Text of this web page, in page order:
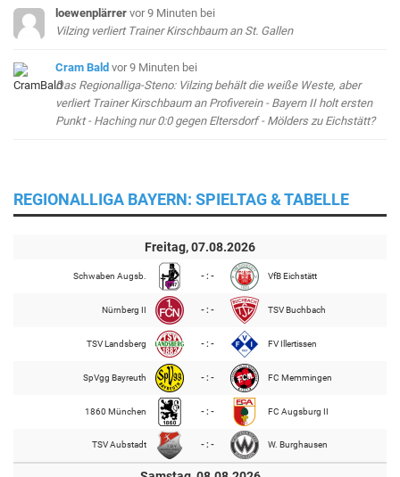
loewenplärrer vor 9 Minuten bei
Vilzing verliert Trainer Kirschbaum an St. Gallen
Cram Bald vor 9 Minuten bei
Das Regionalliga-Steno: Vilzing behält die weiße Weste, aber
verliert Trainer Kirschbaum an Profiverein - Bayern II holt ersten
Punkt - Haching nur 0:0 gegen Eltersdorf - Mölders zu Eichstätt?
REGIONALLIGA BAYERN: SPIELTAG & TABELLE
Freitag, 07.08.2026
Schwaben Augsb. - : - VfB Eichstätt
Nürnberg II - : - TSV Buchbach
TSV Landsberg - : - FV Illertissen
SpVgg Bayreuth - : - FC Memmingen
1860 München - : - FC Augsburg II
TSV Aubstadt - : - W. Burghausen